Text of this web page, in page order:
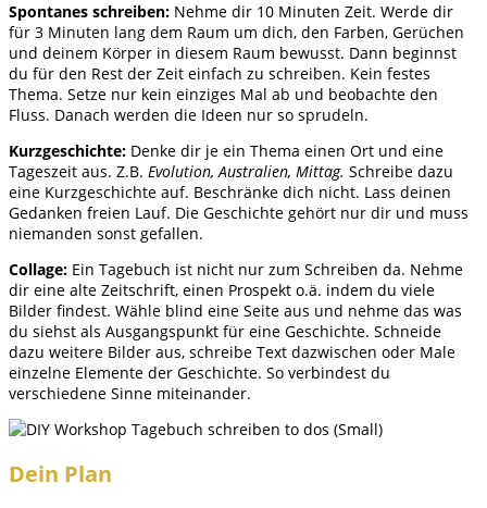
Spontanes schreiben: Nehme dir 10 Minuten Zeit. Werde dir
für 3 Minuten lang dem Raum um dich, den Farben, Gerüchen
und deinem Körper in diesem Raum bewusst. Dann beginnst
du für den Rest der Zeit einfach zu schreiben. Kein festes
Thema. Setze nur kein einziges Mal ab und beobachte den
Fluss. Danach werden die Ideen nur so sprudeln.
Kurzgeschichte: Denke dir je ein Thema einen Ort und eine
Tageszeit aus. Z.B. Evolution, Australien, Mittag. Schreibe dazu
eine Kurzgeschichte auf. Beschränke dich nicht. Lass deinen
Gedanken freien Lauf. Die Geschichte gehört nur dir und muss
niemanden sonst gefallen.
Collage: Ein Tagebuch ist nicht nur zum Schreiben da. Nehme
dir eine alte Zeitschrift, einen Prospekt o.ä. indem du viele
Bilder findest. Wähle blind eine Seite aus und nehme das was
du siehst als Ausgangspunkt für eine Geschichte. Schneide
dazu weitere Bilder aus, schreibe Text dazwischen oder Male
einzelne Elemente der Geschichte. So verbindest du
verschiedene Sinne miteinander.
Dein Plan